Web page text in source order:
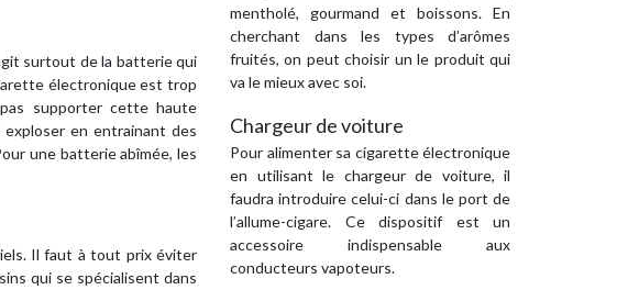
surtout de la batterie qui
électronique est trop
supporter cette haute
en entrainant des
une batterie abîmée, les
Il faut à tout prix éviter
qui se spécialisent dans
mentholé, gourmand et boissons. En
cherchant dans les types d’arômes
fruités, on peut choisir un le produit qui
va le mieux avec soi.
Chargeur de voiture
Pour alimenter sa cigarette électronique
en utilisant le chargeur de voiture, il
faudra introduire celui-ci dans le port de
l’allume-cigare. Ce dispositif est un
accessoire indispensable aux
conducteurs vapoteurs.